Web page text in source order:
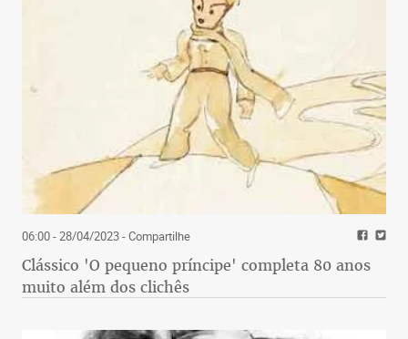
06:00 - 28/04/2023- Compartilhe
Clássico 'O pequeno príncipe' completa 80 anos
muito além dos clichês